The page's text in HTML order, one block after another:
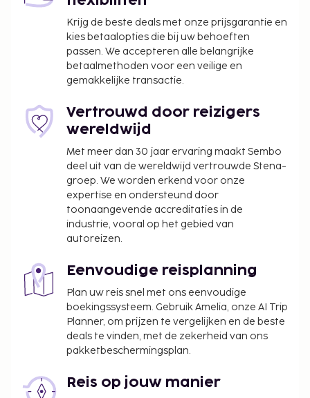
Krijg de beste deals met onze prijsgarantie en
kies betaalopties die bij uw behoeften
passen. We accepteren alle belangrijke
betaalmethoden voor een veilige en
gemakkelijke transactie.
Vertrouwd door reizigers
wereldwijd
Met meer dan 30 jaar ervaring maakt Sembo
deel uit van de wereldwijd vertrouwde Stena-
groep. We worden erkend voor onze
expertise en ondersteund door
toonaangevende accreditaties in de
industrie, vooral op het gebied van
autoreizen.
Eenvoudige reisplanning
Plan uw reis snel met ons eenvoudige
boekingssysteem. Gebruik Amelia, onze AI Trip
Planner, om prijzen te vergelijken en de beste
deals te vinden, met de zekerheid van ons
pakketbeschermingsplan.
Reis op jouw manier